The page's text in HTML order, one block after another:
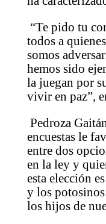
“Te pido tu
todos a
somos
hemos sido
la juegan por
vivir en paz”,
Pedroza
encuestas le
entre dos
en la ley y
esta elección
y los
los hijos de